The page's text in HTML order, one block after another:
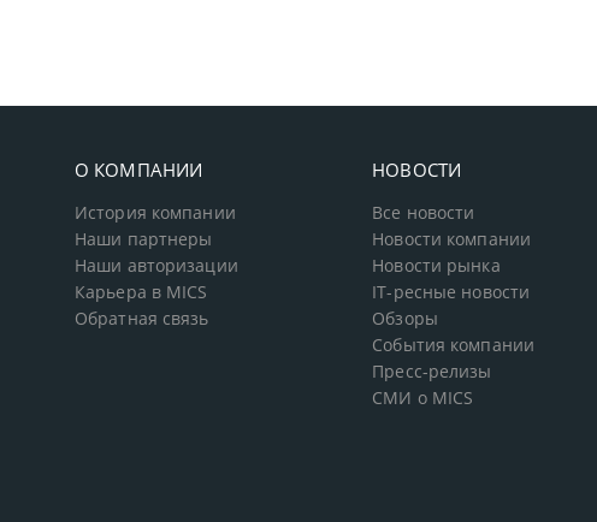
О КОМПАНИИ
История компании
Наши партнеры
Наши авторизации
Карьера в MICS
Обратная связь
НОВОСТИ
Все новости
Новости компании
Новости рынка
IT-ресные новости
Обзоры
События компании
Пресс-релизы
СМИ о MICS